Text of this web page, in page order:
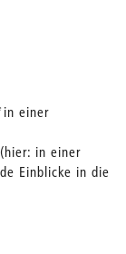
einer
in einer
Einblicke in die